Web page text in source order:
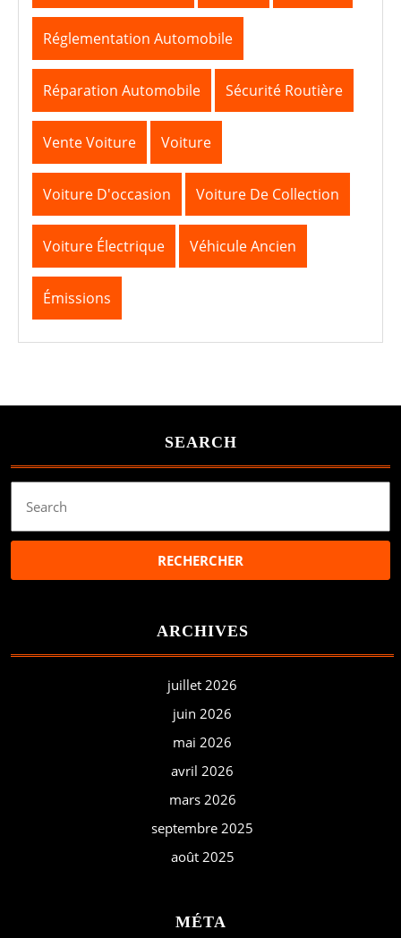
Réglementation Automobile
Réparation Automobile Sécurité Routière
Vente Voiture Voiture
Voiture D'occasion Voiture De Collection
Voiture Électrique Véhicule Ancien
Émissions
SEARCH
for:
ARCHIVES
juillet 2026
juin 2026
mai 2026
avril 2026
mars 2026
septembre 2025
août 2025
MÉTA